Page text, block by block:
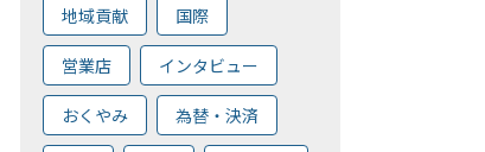
地域貢献 国際
営業店 インタビュー
おくやみ 為替・決済